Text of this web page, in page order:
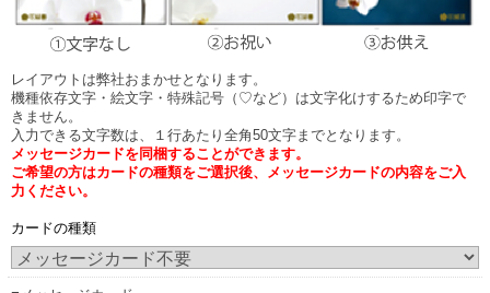
レイアウトは弊社おまかせとなります。
機種依存文字・絵文字・特殊記号（♡など）は文字化けするため印字で
きません。
入力できる文字数は、１行あたり全角50文字までとなります。
メッセージカードを同梱することができます。
ご希望の方はカードの種類をご選択後、メッセージカードの内容をご入
力ください。
カードの種類